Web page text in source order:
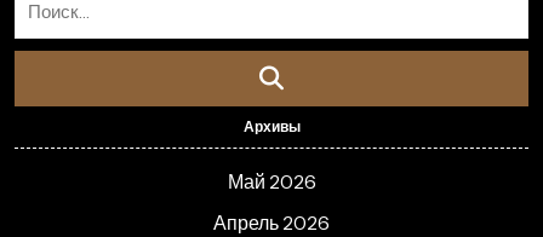
Архивы
Май 2026
Апрель 2026